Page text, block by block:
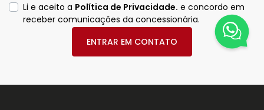
Li e aceito a Política de Privacidade. e concordo em
receber comunicações da concessionária.
ENTRAR EM CONTATO